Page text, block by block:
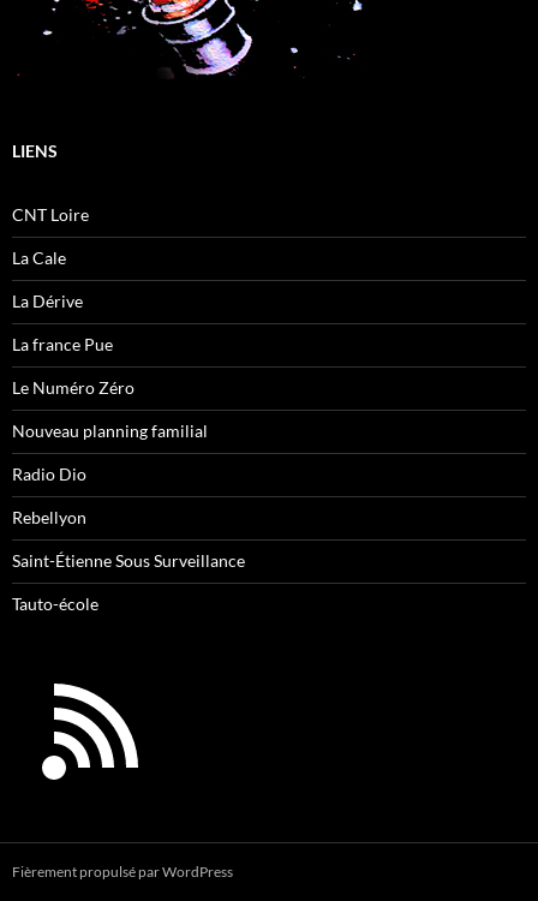
LIENS
CNT Loire
La Cale
La Dérive
La france Pue
Le Numéro Zéro
Nouveau planning familial
Radio Dio
Rebellyon
Saint-Étienne Sous Surveillance
Tauto-école
Fièrement propulsé par WordPress